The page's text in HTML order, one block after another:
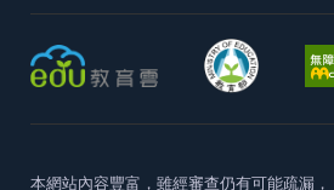
本網站內容豐富，雖經審查仍有可能疏漏，